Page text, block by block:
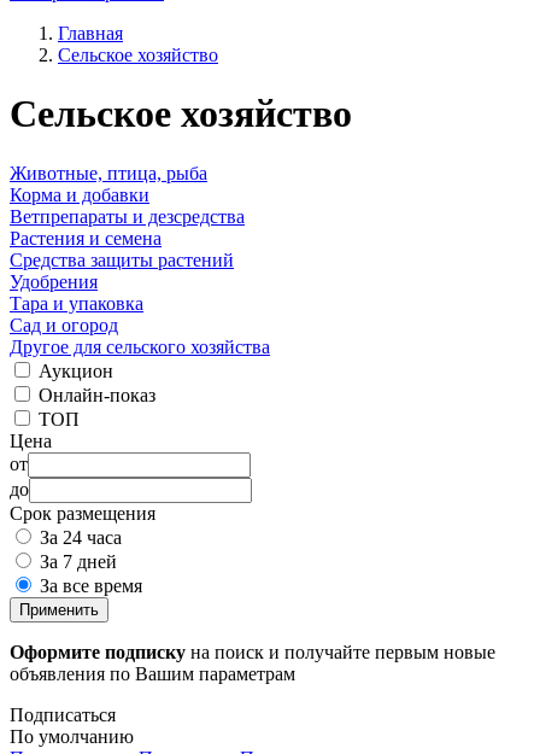
Главная
Сельское хозяйство
Сельское хозяйство
Животные, птица, рыба
Корма и добавки
Ветпрепараты и дезсредства
Растения и семена
Средства защиты растений
Удобрения
Тара и упаковка
Сад и огород
Другое для сельского хозяйства
Аукцион
Онлайн-показ
ТОП
Цена
от
до
Срок размещения
За 24 часа
За 7 дней
За все время
Применить
Оформите подписку на поиск и получайте первым новые
объявления по Вашим параметрам
Подписаться
По умолчанию